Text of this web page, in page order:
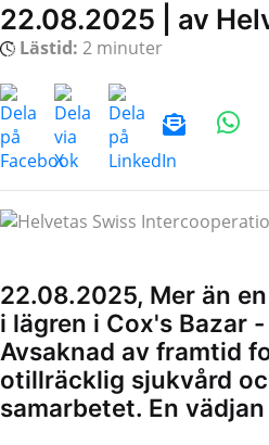
22.08.2025 | av
Lästid: 2 minuter
22.08.2025, Mer än
i lägren i Cox's Bazar
Avsaknad av framtid
otillräcklig sjukvård
samarbetet. En